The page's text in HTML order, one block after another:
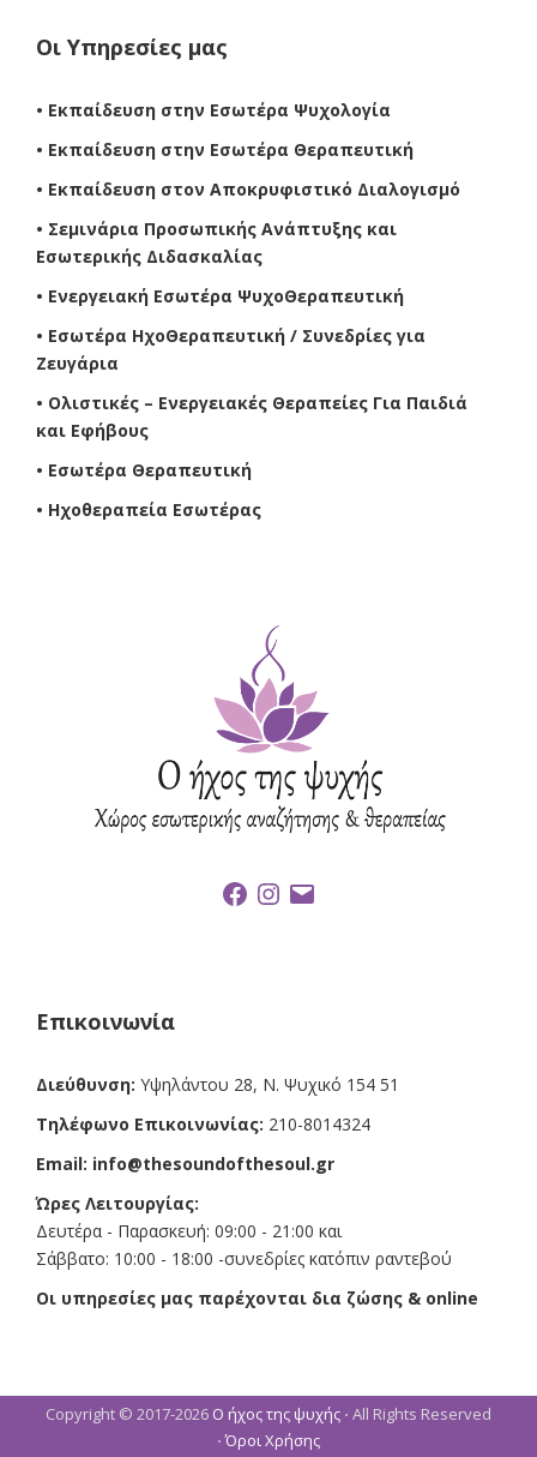
Οι Υπηρεσίες μας
• Εκπαίδευση στην Εσωτέρα Ψυχολογία
• Εκπαίδευση στην Εσωτέρα Θεραπευτική
• Εκπαίδευση στον Αποκρυφιστικό Διαλογισμό
• Σεμινάρια Προσωπικής Ανάπτυξης και
Εσωτερικής Διδασκαλίας
• Ενεργειακή Εσωτέρα ΨυχοΘεραπευτική
• Εσωτέρα ΗχοΘεραπευτική / Συνεδρίες για
Ζευγάρια
• Ολιστικές – Ενεργειακές Θεραπείες Για Παιδιά
και Εφήβους
• Εσωτέρα Θεραπευτική
• Ηχοθεραπεία Εσωτέρας
F
a
I
n
E
m
Επικοινωνία
Διεύθυνση: Υψηλάντου 28, Ν. Ψυχικό 154 51
Τηλέφωνο Επικοινωνίας: 210-8014324
Email: info@thesoundofthesoul.gr
Ώρες Λειτουργίας:
Δευτέρα - Παρασκευή: 09:00 - 21:00 και
Σάββατο: 10:00 - 18:00 -συνεδρίες κατόπιν ραντεβού
Οι υπηρεσίες μας παρέχονται δια ζώσης & online
Copyright © 2017-2026 Ο ήχος της ψυχής ⋅ All Rights Reserved
⋅Όροι Χρήσης